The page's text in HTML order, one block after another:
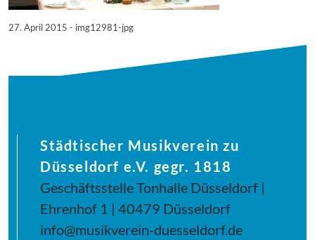
27. April 2015 - img12981-jpg
Städtischer Musikverein zu
Düsseldorf e.V. gegr. 1818
Geschäftsstelle Tonhalle Düsseldorf |
Ehrenhof 1 | 40479 Düsseldorf
info@musikverein-duesseldorf.de